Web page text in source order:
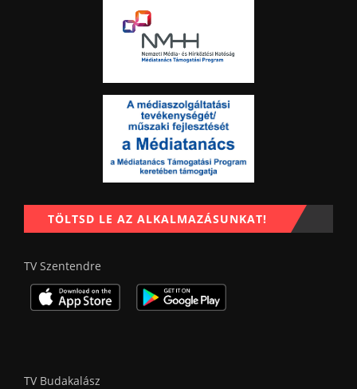
TÖLTSD LE AZ ALKALMAZÁSUNKAT!
TV Szentendre
TV Budakalász